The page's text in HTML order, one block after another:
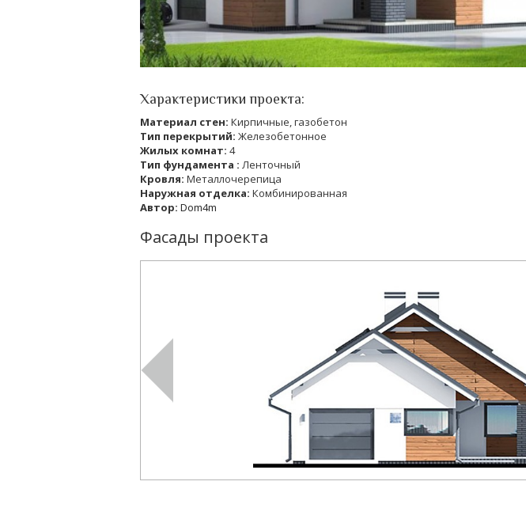
Характеристики проекта:
Материал стен: Кирпичные, газобетон
Тип перекрытий: Железобетонное
Жилых комнат: 4
Тип фундамента : Ленточный
Кровля: Металлочерепица
Наружная отделка: Комбинированная
Автор: Dom4m
Фасады проекта